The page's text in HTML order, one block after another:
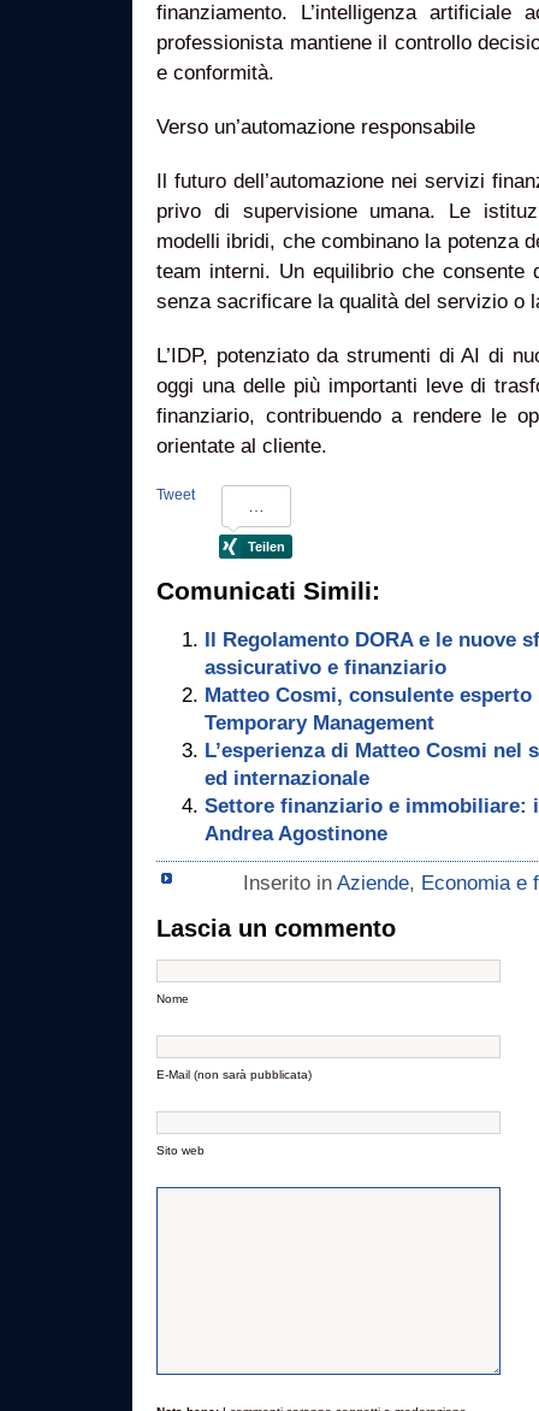
finanziamento. L’intelligenza
professionista mantiene il controllo
e conformità.
Verso un’automazione responsabile
Il futuro dell’automazione nei servizi
privo di supervisione umana. Le
modelli ibridi, che combinano la potenza
team interni. Un equilibrio che
senza sacrificare la qualità del servizio o
L’IDP, potenziato da strumenti di AI di
oggi una delle più importanti leve di
finanziario, contribuendo a rendere le
orientate al cliente.
Tweet
Comunicati Simili:
Il Regolamento DORA e le nuove
assicurativo e finanziario
Matteo Cosmi, consulente
Temporary Management
L’esperienza di Matteo Cosmi
ed internazionale
Settore finanziario e immobiliare:
Andrea Agostinone
Inserito in Aziende, Economia e
Lascia un commento
Nome
E-Mail (non sarà pubblicata)
Sito web